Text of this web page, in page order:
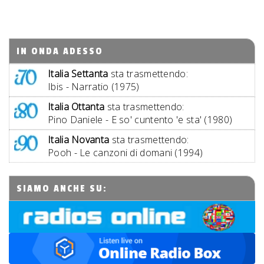
IN ONDA ADESSO
Italia Settanta sta trasmettendo:
Ibis - Narratio (1975)
Italia Ottanta sta trasmettendo:
Pino Daniele - E so' cuntento 'e sta' (1980)
Italia Novanta sta trasmettendo:
Pooh - Le canzoni di domani (1994)
SIAMO ANCHE SU: